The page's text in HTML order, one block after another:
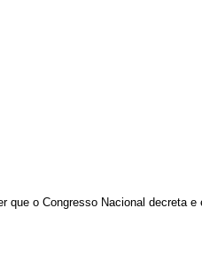
que o Congresso Nacional decreta